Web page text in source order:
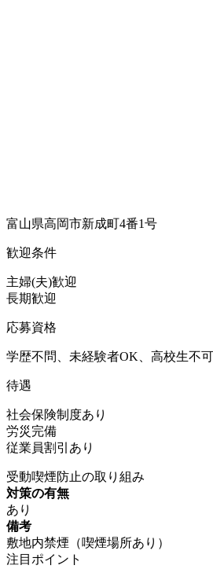
富山県高岡市新成町4番1号
歓迎条件
主婦(夫)歓迎
長期歓迎
応募資格
学歴不問、未経験者OK、高校生不可
待遇
社会保険制度あり
労災完備
従業員割引あり
受動喫煙防止の取り組み
対策の有無
あり
備考
敷地内禁煙（喫煙場所あり）
注目ポイント